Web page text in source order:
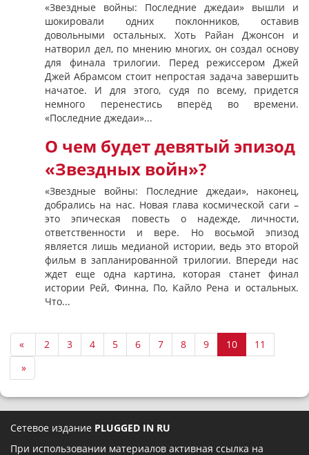
«Звездные войны: Последние джедаи» вышли и
шокировали одних поклонников, оставив
довольными остальных. Хоть Райан Джонсон и
натворил дел, по мнению многих, он создал основу
для финала трилогии. Перед режиссером Джей
Джей Абрамсом стоит непростая задача завершить
начатое. И для этого, судя по всему, придется
немного перенестись вперёд во времени.
«Последние джедаи»...
О чем будет девятый эпизод
«Звездных войн»?
«Звездные войны: Последние джедаи», наконец,
добрались на нас. Новая глава космической саги –
это эпическая повесть о надежде, личности,
ответственности и вере. Но восьмой эпизод
является лишь медианой истории, ведь это второй
фильм в запланированной трилогии. Впереди нас
ждет еще одна картина, которая станет финал
истории Рей, Финна, По, Кайло Рена и остальных.
Что...
« 2 3 4 5 6 7 8 9 10
11
»
Сетевое издание PLUGGED IN RU
При использовании материалов активная ссылка на